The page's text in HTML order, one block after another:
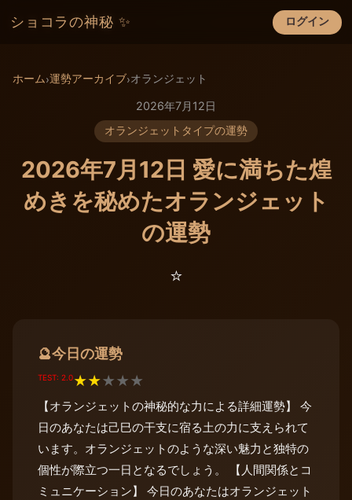
ショコラの神秘 ✨ ログイン
×
ホーム›運勢アーカイブ›オランジェット
2026年7月12日
オランジェットタイプの運勢
2026年7月12日 愛に満ちた煌
めきを秘めたオランジェット
の運勢
⭐️
🔮今日の運勢
TEST: 2.0★★★★★
【オランジェットの神秘的な力による詳細運勢】 今
日のあなたは己巳の干支に宿る土の力に支えられて
います。オランジェットのような深い魅力と独特の
個性が際立つ一日となるでしょう。 【人間関係とコ
ミュニケーション】 今日のあなたはオランジェット